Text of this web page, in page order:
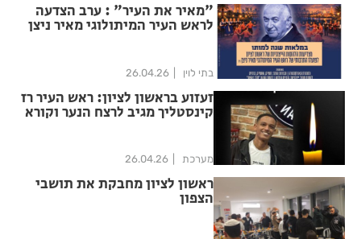
"מאיר את העיר" : ערב הצדעה
לראש העיר המיתולוגי מאיר ניצן
בתי לוין 26.04.26
זעזוע בראשון לציון: ראש העיר רז
קינסטליך מגיב לרצח הנער וקורא
מערכת 26.04.26
ראשון לציון מחבקת את תושבי
הצפון